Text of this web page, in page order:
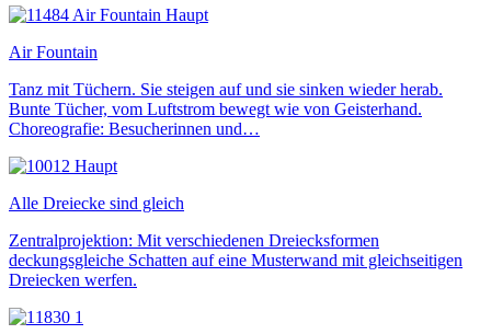
Air Fountain
Tanz mit Tüchern. Sie steigen auf und sie sinken wieder herab.
Bunte Tücher, vom Luftstrom bewegt wie von Geisterhand.
Choreografie: Besucherinnen und…
Alle Dreiecke sind gleich
Zentralprojektion: Mit verschiedenen Dreiecksformen
deckungsgleiche Schatten auf eine Musterwand mit gleichseitigen
Dreiecken werfen.